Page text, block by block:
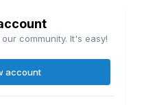
community. It's easy!
account